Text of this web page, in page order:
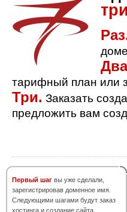
тарифный план или
Три. Заказать
предложить вам
Первый шаг вы уже сделали,
зарегистрировав доменное имя.
Следующими шагами будут заказ
хостинга и создание сайта.